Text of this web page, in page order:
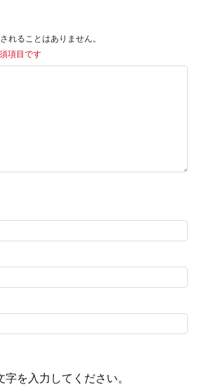
れることはありません。
項目です
字を入力してください。